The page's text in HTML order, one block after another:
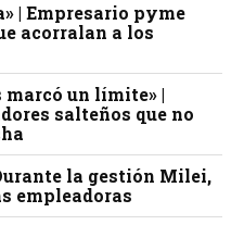
| Empresario pyme
acorralan a los
marcó un límite» |
salteños que no
la gestión Milei,
empleadoras